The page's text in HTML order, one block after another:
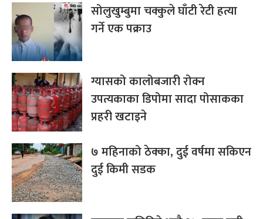
सोलुखुम्बुमा चक्कुले घाँटी रेटी हत्या
गर्ने एक पक्राउ
ग्यासको कालोबजारी रोक्न
उपत्यकाका डिपोमा सादा पोसाकका
प्रहरी खटाइने
७ महिनाको ठेक्का, दुई वर्षमा सकिएन
दुई किमी सडक